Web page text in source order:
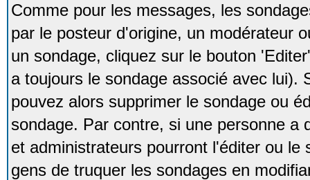
Comme pour les messages, les
par le posteur d'origine, un modérateur
un sondage, cliquez sur le bouton
a toujours le sondage associé avec lui).
pouvez alors supprimer le sondage ou
sondage. Par contre, si une personne a
et administrateurs pourront l'éditer ou le
gens de truquer les sondages en